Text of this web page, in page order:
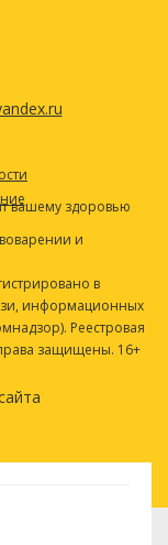
вашему здоровью
и
в
информационных
Реестровая
защищены. 16+